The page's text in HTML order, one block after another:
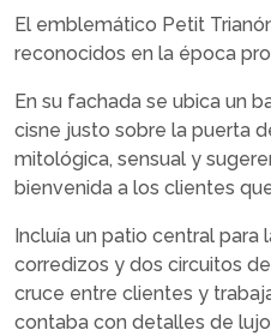
El emblemático Petit
reconocidos en la época
En su fachada se ubica un
cisne justo sobre la puerta
mitológica, sensual y
bienvenida a los clientes
Incluía un patio central para
corredizos y dos circuitos
cruce entre clientes y
contaba con detalles de